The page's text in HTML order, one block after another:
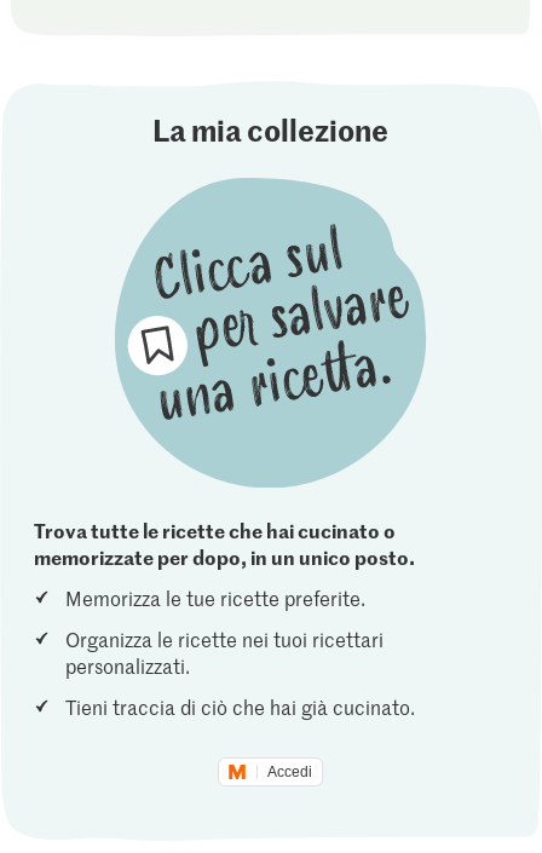
La mia collezione
Trova tutte le ricette che hai cucinato o
memorizzate per dopo, in un unico posto.
Memorizza le tue ricette preferite.
Organizza le ricette nei tuoi ricettari
personalizzati.
Tieni traccia di ciò che hai già cucinato.
Accedi